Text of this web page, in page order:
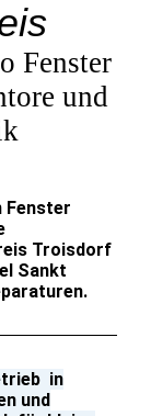
Fenster
und
Fenster
Troisdorf
Sankt
in
und